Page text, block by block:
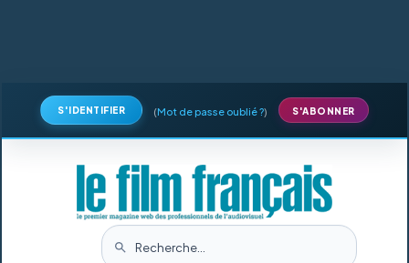
S'IDENTIFIER (Mot de passe oublié ?) S'ABONNER